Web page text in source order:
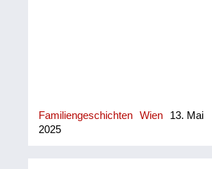
Familiengeschichten Wien
13. Mai
2025